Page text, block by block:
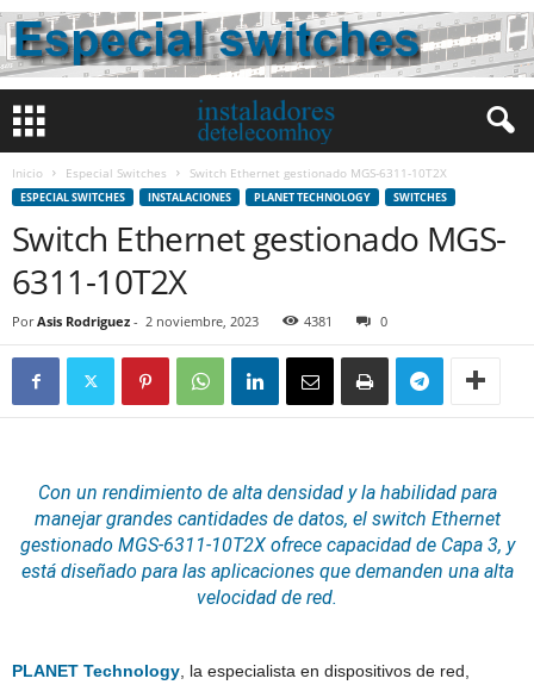
Inicio Especial Switches Switch Ethernet gestionado MGS-6311-10T2X
ESPECIAL SWITCHES INSTALACIONES PLANET TECHNOLOGY SWITCHES
Switch Ethernet gestionado MGS-
6311-10T2X
Por Asis Rodriguez - 2 noviembre, 2023 4381 0
Con un rendimiento de alta densidad y la habilidad para
manejar grandes cantidades de datos, el switch Ethernet
gestionado MGS-6311-10T2X ofrece capacidad de Capa 3, y
está diseñado para las aplicaciones que demanden una alta
velocidad de red.
PLANET Technology , la especialista en dispositivos de red,